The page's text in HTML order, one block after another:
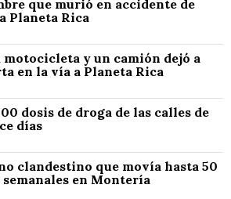
que murió en accidente de
Planeta Rica
motocicleta y un camión dejó a
en la vía a Planeta Rica
dosis de droga de las calles de
días
clandestino que movía hasta 50
en Montería